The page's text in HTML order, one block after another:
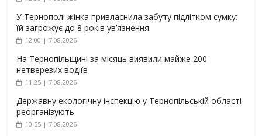
У Тернополі жінка привласнила забуту підлітком сумку:
їй загрожує до 8 років ув’язнення
12:00 | 7.08.2026
На Тернопільщині за місяць виявили майже 200
нетверезих водіїв
11:25 | 7.08.2026
Державну екологічну інспекцію у Тернопільській області
реорганізують
10:55 | 7.08.2026